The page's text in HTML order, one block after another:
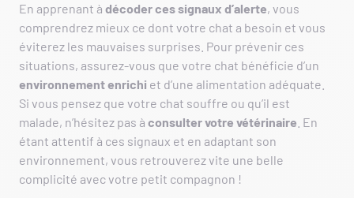
En apprenant à décoder ces signaux d’alerte, vous
comprendrez mieux ce dont votre chat a besoin et vous
éviterez les mauvaises surprises. Pour prévenir ces
situations, assurez-vous que votre chat bénéficie d’un
environnement enrichi et d’une alimentation adéquate.
Si vous pensez que votre chat souffre ou qu’il est
malade, n’hésitez pas à consulter votre vétérinaire . En
étant attentif à ces signaux et en adaptant son
environnement, vous retrouverez vite une belle
complicité avec votre petit compagnon !